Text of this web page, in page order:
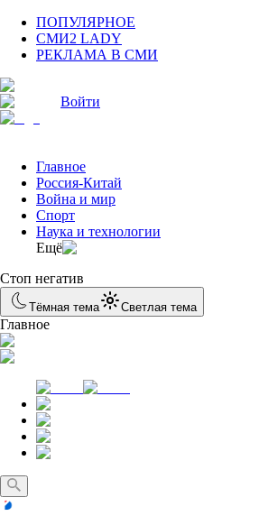
ПОПУЛЯРНОЕ
СМИ2 LADY
РЕКЛАМА В СМИ
Войти
Главное
Россия-Китай
Война и мир
Спорт
Наука и технологии
Eщё
Стоп негатив
Тёмная тема Светлая тема
Главное